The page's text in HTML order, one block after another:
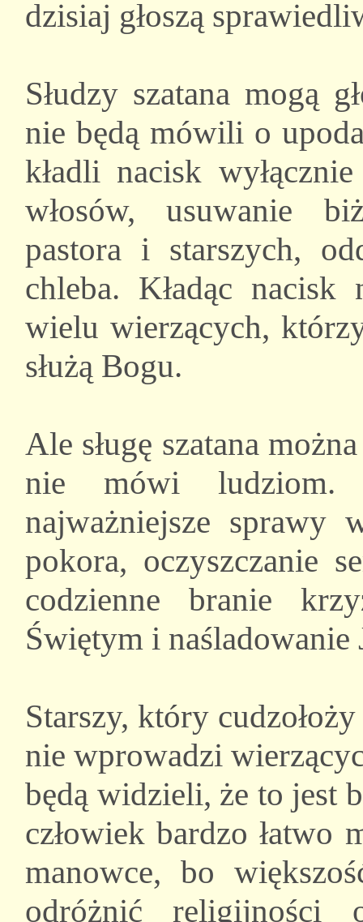
dzisiaj głoszą
Słudzy szatana mogą
nie będą mówili o
kładli nacisk
włosów, usuwanie
pastora i starszych,
chleba. Kładąc nacisk
wielu wierzących,
służą Bogu.
Ale sługę szatana
nie mówi ludziom.
najważniejsze sprawy
pokora, oczyszczanie
codzienne branie
Świętym i
Starszy, który
nie wprowadzi
będą widzieli, że to jest
człowiek bardzo łatwo
manowce, bo
odróżnić religijności